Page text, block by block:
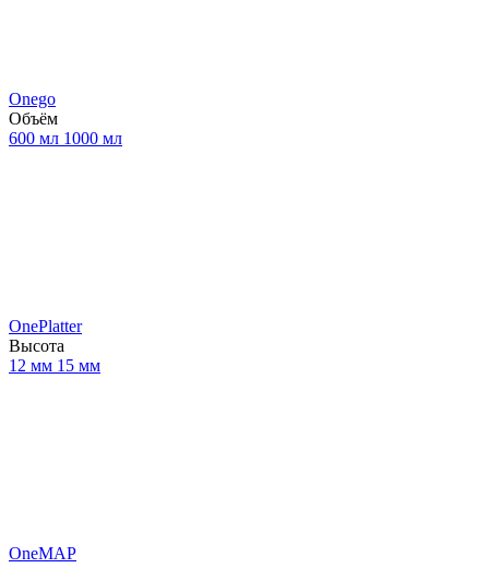
Onego
Объём
600 мл 1000 мл
OnePlatter
Высота
12 мм 15 мм
OneMAP